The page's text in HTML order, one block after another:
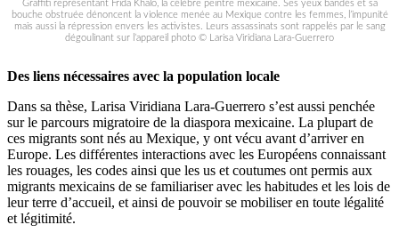
Graffiti représentant Frida Khalo, la célèbre peintre mexicaine. Ses yeux bandés et sa
bouche obstruée dénoncent la violence menée au Mexique contre les femmes, l’impunité
mais aussi la répression envers les activistes. Leurs assassinats sont rappelés par le sang
dégoulinant sur l’appareil photo © Larisa Viridiana Lara-Guerrero
Des liens nécessaires avec la population locale
Dans sa thèse, Larisa Viridiana Lara-Guerrero s’est aussi penchée
sur le parcours migratoire de la diaspora mexicaine. La plupart de
ces migrants sont nés au Mexique, y ont vécu avant d’arriver en
Europe. Les différentes interactions avec les Européens connaissant
les rouages, les codes ainsi que les us et coutumes ont permis aux
migrants mexicains de se familiariser avec les habitudes et les lois de
leur terre d’accueil, et ainsi de pouvoir se mobiliser en toute légalité
et légitimité.